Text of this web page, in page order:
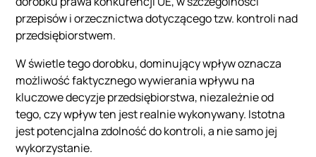
przepisów i orzecznictwa dotyczącego tzw. kontroli nad
przedsiębiorstwem.
W świetle tego dorobku, dominujący wpływ oznacza
możliwość faktycznego wywierania wpływu na
kluczowe decyzje przedsiębiorstwa, niezależnie od
tego, czy wpływ ten jest realnie wykonywany. Istotna
jest potencjalna zdolność do kontroli, a nie samo jej
wykorzystanie.